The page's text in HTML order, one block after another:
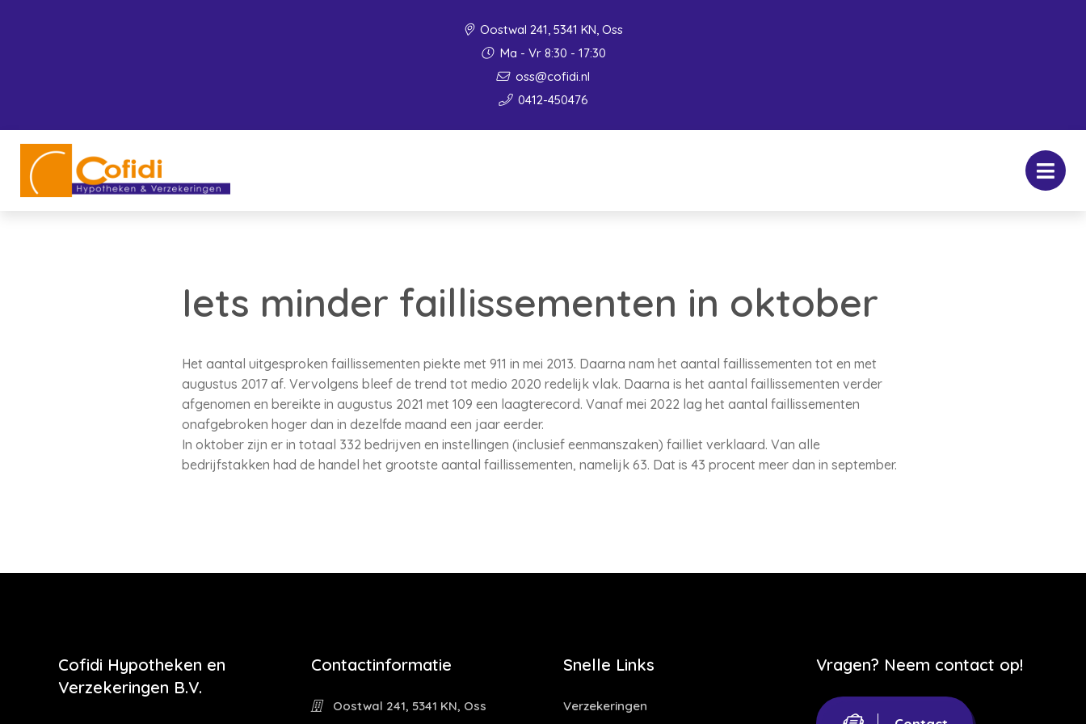
Oostwal 241, 5341 KN, Oss
Ma - Vr 8:30 - 17:30
oss@cofidi.nl
0412-450476
Iets minder faillissementen in oktober
Het aantal uitgesproken faillissementen piekte met 911 in mei 2013. Daarna nam het aantal faillissementen tot en met
augustus 2017 af. Vervolgens bleef de trend tot medio 2020 redelijk vlak. Daarna is het aantal faillissementen verder
afgenomen en bereikte in augustus 2021 met 109 een laagterecord. Vanaf mei 2022 lag het aantal faillissementen
onafgebroken hoger dan in dezelfde maand een jaar eerder.
In oktober zijn er in totaal 332 bedrijven en instellingen (inclusief eenmanszaken) failliet verklaard. Van alle
bedrijfstakken had de handel het grootste aantal faillissementen, namelijk 63. Dat is 43 procent meer dan in september.
Cofidi Hypotheken en
Verzekeringen B.V.
Contactinformatie
Oostwal 241, 5341 KN, Oss
Snelle Links
Verzekeringen
Vragen? Neem contact op!